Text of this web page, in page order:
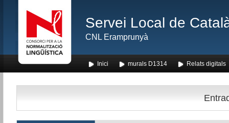
Servei Local de
CNL Eramprunyà
Inici murals D1314 Relats digitals